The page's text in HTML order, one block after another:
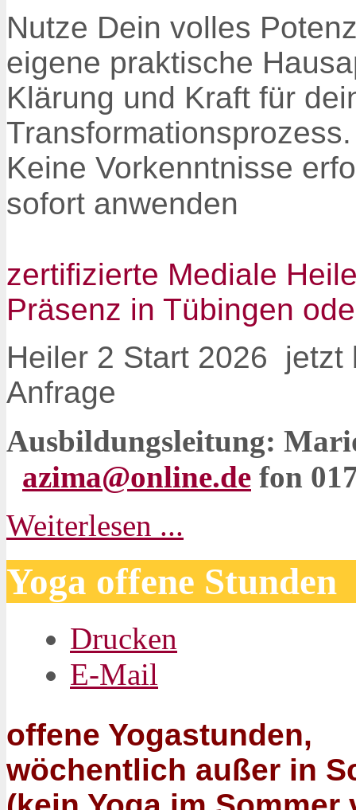
Nutze Dein volles
eigene praktische
Klärung und Kraft für
Keine Vorkenntnisse
sofort anwenden
zertifizierte Mediale
Präsenz in Tübingen
Heiler 2 Start 2026 jetzt
Anfrage
Ausbildungsleitung:
azima@online.de fon
Weiterlesen ...
Yoga offene Stunden
Drucken
E-Mail
offene Yogastunden,
wöchentlich außer in